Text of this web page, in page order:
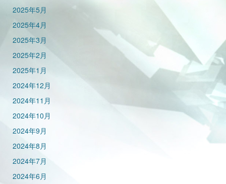
2025年5月
2025年4月
2025年3月
2025年2月
2025年1月
2024年12月
2024年11月
2024年10月
2024年9月
2024年8月
2024年7月
2024年6月